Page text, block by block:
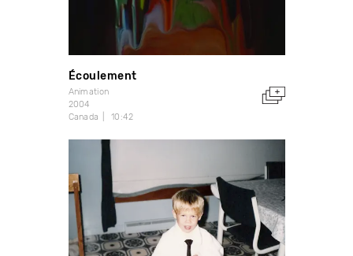
Écoulement
Animation
2004
Canada
10:42